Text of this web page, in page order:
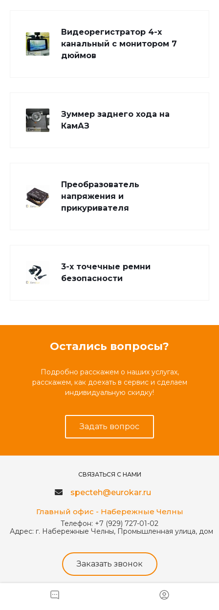
Видеорегистратор 4-х
канальный с монитором 7
дюймов
Зуммер заднего хода на
КамАЗ
Преобразователь
напряжения и
прикуривателя
3-х точечные ремни
безопасности
Остались вопросы?
Подробно расскажем о наших услугах,
расскажем, как доехать в сервис и сделаем
индивидуальную скидку!
Задать вопрос
СВЯЗАТЬСЯ С НАМИ
specteh@eurokar.ru
Главный офис - Набережные Челны
Телефон: +7 (929) 727-01-02
Адрес: г. Набережные Челны, Промышленная улица, дом
Заказать звонок